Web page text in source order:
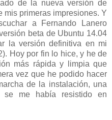
de la nueva versión de
mis primeras impresiones. Y
a Fernando Lanero
beta de Ubuntu 14.04
la versión definitiva en mi
Hoy por fin lo hice, y he de
más rápida y limpia que
vez que he podido hacer
de la instalación, una
me había resistido en